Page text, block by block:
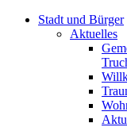
Stadt und Bürger
Aktuelles